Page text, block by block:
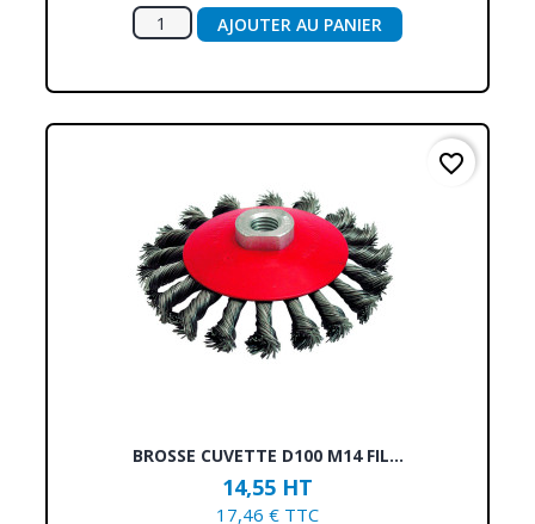
AJOUTER AU PANIER
BROSSE CUVETTE D100 M14 FIL...
14,55 HT
17,46 € TTC
favorite_border